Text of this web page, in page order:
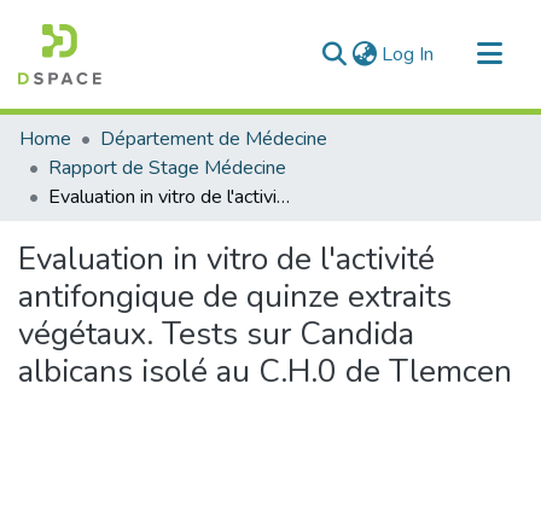
Log In (current)
Communities & Collections
All of DSpace
Statistics
Home
Département de Médecine
Rapport de Stage Médecine
Evaluation in vitro de l'activité antifongique de quinze extraits végétaux. Tests sur Candida albicans isolé au C.H.0 de Tlemcen
Evaluation in vitro de l'activité
antifongique de quinze extraits
végétaux. Tests sur Candida
albicans isolé au C.H.0 de Tlemcen